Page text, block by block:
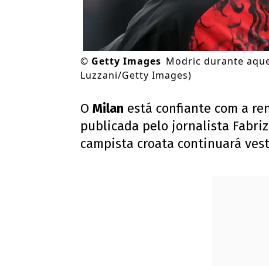
© Getty Images Modric durante
Luzzani/Getty Images)
O Milan está confiante com a
publicada pelo jornalista
campista croata continuará